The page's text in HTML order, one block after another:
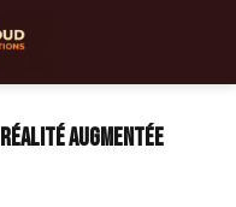
RÉALITÉ AUGMENTÉE